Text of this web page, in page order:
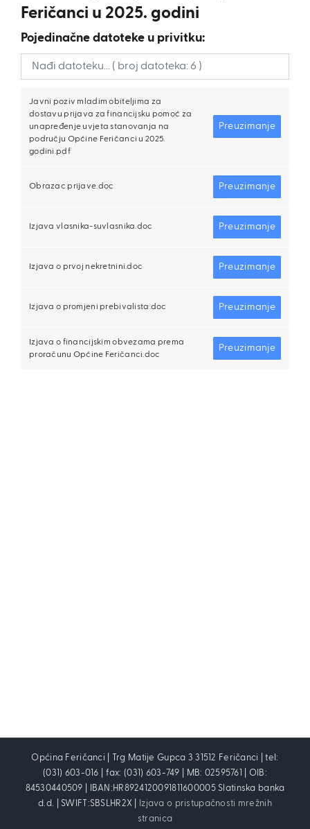
Feričanci u 2025. godini
Pojedinačne datoteke u privitku:
Javni poziv mladim obiteljima za
dostavu prijava za financijsku pomoć za
unapređenje uvjeta stanovanja na
području Općine Feričanci u 2025.
godini.pdf
Preuzimanje
Obrazac prijave.doc Preuzimanje
Izjava vlasnika-suvlasnika.doc Preuzimanje
Izjava o prvoj nekretnini.doc Preuzimanje
Izjava o promjeni prebivalista.doc Preuzimanje
Izjava o financijskim obvezama prema
proračunu Općine Feričanci.doc
Preuzimanje
Općina Feričanci | Trg Matije Gupca 3 31512 Feričanci | tel:
(031) 603-016 | fax: (031) 603-749 | MB: 02595761 | OIB:
84530440509 | IBAN:HR8924120091811600005 Slatinska banka
d.d. | SWIFT:SBSLHR2X |
Izjava o pristupačnosti mrežnih
stranica